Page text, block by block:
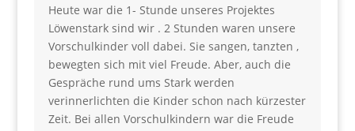
Heute war die 1- Stunde unseres Projektes
Löwenstark sind wir . 2 Stunden waren unsere
Vorschulkinder voll dabei. Sie sangen, tanzten ,
bewegten sich mit viel Freude. Aber, auch die
Gespräche rund ums Stark werden
verinnerlichten die Kinder schon nach kürzester
Zeit. Bei allen Vorschulkindern war die Freude